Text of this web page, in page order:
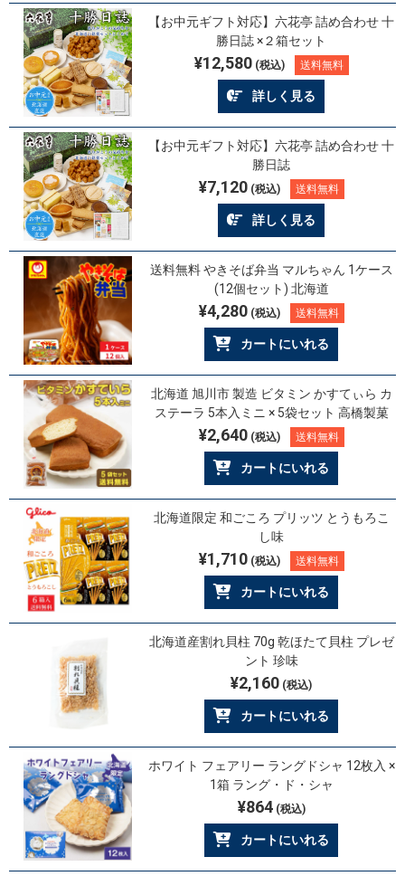
【お中元ギフト対応】六花亭 詰め合わせ 十
勝日誌 ×２箱セット
¥12,580(税込) 送料無料
詳しく見る
【お中元ギフト対応】六花亭 詰め合わせ 十
勝日誌
¥7,120(税込) 送料無料
詳しく見る
送料無料 やきそば弁当 マルちゃん 1ケース
(12個セット) 北海道
¥4,280(税込) 送料無料
カートにいれる
北海道 旭川市 製造 ビタミン かすてぃら カ
ステーラ 5本入ミニ × 5袋セット 高橋製菓
¥2,640(税込) 送料無料
カートにいれる
北海道限定 和ごころ プリッツ とうもろこ
し味
¥1,710(税込) 送料無料
カートにいれる
北海道産割れ貝柱 70g 乾ほたて貝柱 プレゼ
ント 珍味
¥2,160 (税込)
カートにいれる
ホワイト フェアリー ラングドシャ 12枚入 ×
1箱 ラング・ド・シャ
¥864(税込)
カートにいれる